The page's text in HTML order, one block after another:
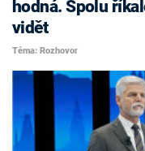
hodná. Spolu
vidět
Téma: Rozhovor